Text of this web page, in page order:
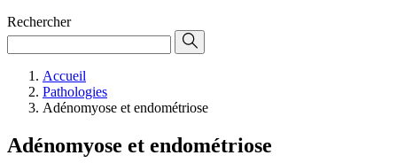
Rechercher
Accueil
Pathologies
Adénomyose et endométriose
Adénomyose et endométriose